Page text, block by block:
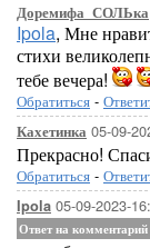
Доремифа_СОЛЬка
Ipola, Мне
стихи
тебе вечера!
Обратиться -
Кахетинка 05-09-
Прекрасно!
Обратиться -
Ipola 05-09-2023-
Ответ на